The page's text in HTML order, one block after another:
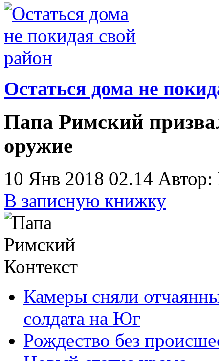
Остаться дома не
Папа Римский
оружие
10 Янв 2018 02.14 Автор:
В записную книжку
Контекст
Камеры сняли
солдата на Юг
Рождество без